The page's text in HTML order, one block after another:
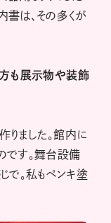
書は、その多くが
方も展示物や装飾
りました。館内に
です。舞台設備
で。私もペンキ塗